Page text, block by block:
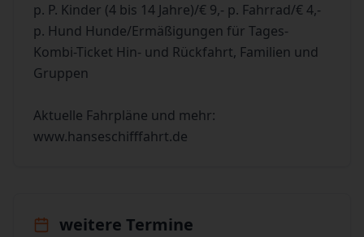
p. P. Kinder (4 bis 14 Jahre)/€ 9,- p. Fahrrad/€ 4,-
p. Hund Hunde/Ermäßigungen für Tages-
Kombi-Ticket Hin- und Rückfahrt, Familien und
Gruppen
Aktuelle Fahrpläne und mehr:
www.hanseschifffahrt.de
weitere Termine